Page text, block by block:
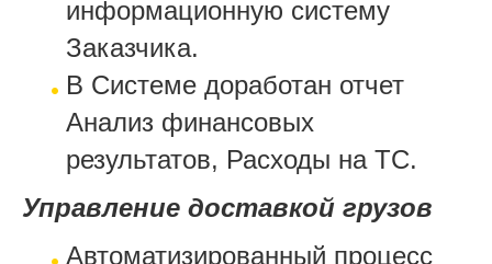
информационную систему
Заказчика.
В Системе доработан отчет
Анализ финансовых
результатов, Расходы на ТС.
Управление доставкой грузов
Автоматизированный процесс